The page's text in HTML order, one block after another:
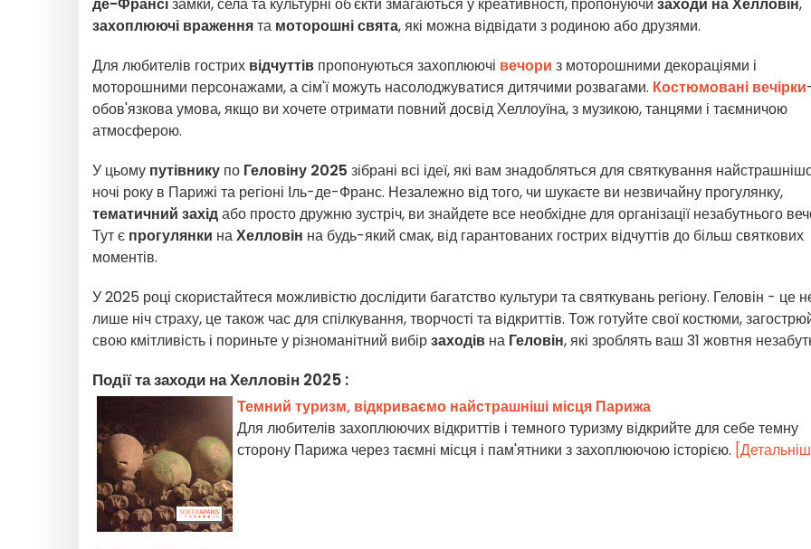
захоплюючі враженнята моторошні свята, які можна відвідати з родиною або друзями.
Для любителів гострих відчуттів пропонуються захоплюючі вечори з моторошними декораціями і
моторошними персонажами, а сім'ї можуть насолоджуватися дитячими розвагами. Костюмовані вечірки
обов'язкова умова, якщо ви хочете отримати повний досвід Хеллоуїна, з музикою, танцями і таємничою
атмосферою.
У цьому путівнику по Геловіну 2025 зібрані всі ідеї, які вам знадобляться для святкування
ночі року в Парижі та регіоні Іль-де-Франс. Незалежно від того, чи шукаєте ви незвичайну прогулянку,
тематичний західабо просто дружню зустріч, ви знайдете все необхідне для організації незабутнього
Тут є прогулянки наХелловін на будь-який смак, від гарантованих гострих відчуттів до більш святкових
моментів.
У 2025 році скористайтеся можливістю дослідити багатство культури та святкувань регіону. Геловін - це
лише ніч страху, це також час для спілкування, творчості та відкриттів. Тож готуйте свої костюми,
свою кмітливість і пориньте у різноманітний вибірзаходів на Геловін, які зроблять ваш 31 жовтня
Події та заходи на Хелловін 2025 :
Темний туризм, відкриваємо найстрашніші місця Парижа
Для любителів захоплюючих відкриттів і темного туризму відкрийте для себе темну
сторону Парижа через таємні місця і пам'ятники з захоплюючою історією.